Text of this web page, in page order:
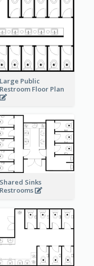
Large Public
Restroom Floor Plan
Shared Sinks
Restrooms